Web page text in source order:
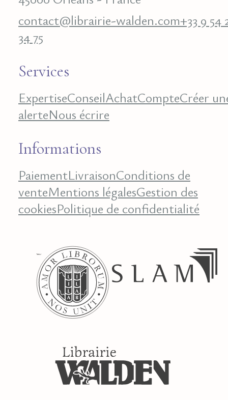
contact@librairie-walden.com+33 9 54
34 75
Services
ExpertiseConseilAchatCompteCréer
alerteNous écrire
Informations
PaiementLivraisonConditions de
venteMentions légalesGestion des
cookiesPolitique de confidentialité